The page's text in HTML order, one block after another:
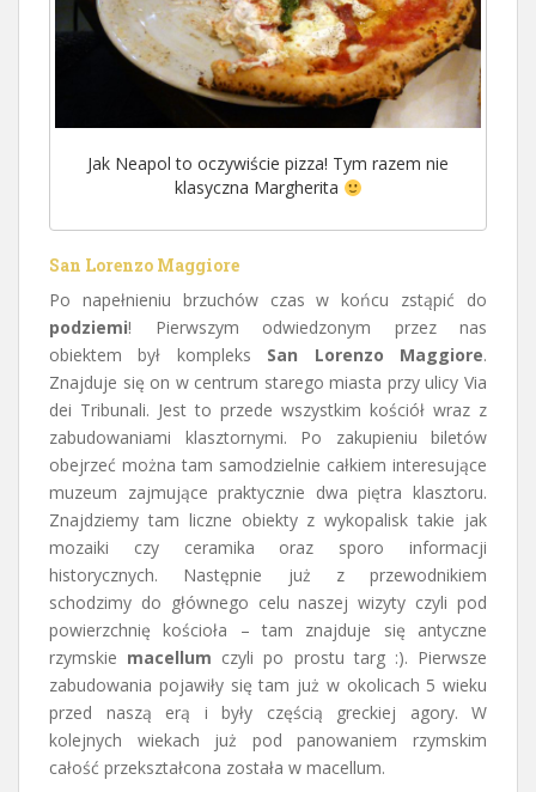
Jak Neapol to oczywiście pizza! Tym razem nie
klasyczna Margherita
San Lorenzo Maggiore
Po napełnieniu brzuchów czas w końcu zstąpić do
podziemi! Pierwszym odwiedzonym przez nas
obiektem był kompleks San Lorenzo Maggiore.
Znajduje się on w centrum starego miasta przy ulicy Via
dei Tribunali. Jest to przede wszystkim kościół wraz z
zabudowaniami klasztornymi. Po zakupieniu biletów
obejrzeć można tam samodzielnie całkiem interesujące
muzeum zajmujące praktycznie dwa piętra klasztoru.
Znajdziemy tam liczne obiekty z wykopalisk takie jak
mozaiki czy ceramika oraz sporo informacji
historycznych. Następnie już z przewodnikiem
schodzimy do głównego celu naszej wizyty czyli pod
powierzchnię kościoła – tam znajduje się antyczne
rzymskie macellum czyli po prostu targ :). Pierwsze
zabudowania pojawiły się tam już w okolicach 5 wieku
przed naszą erą i były częścią greckiej agory. W
kolejnych wiekach już pod panowaniem rzymskim
całość przekształcona została w macellum.